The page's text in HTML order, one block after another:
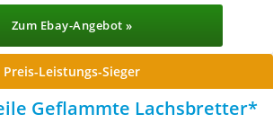
Zum Ebay-Angebot »
Preis-Leistungs-Sieger
Geflammte Lachsbretter